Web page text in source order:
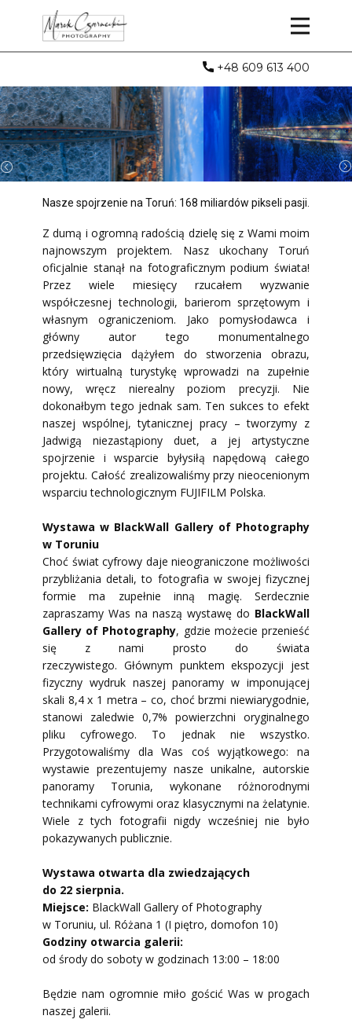
+48 609 613 400
Nasze spojrzenie na Toruń: 168 miliardów pikseli pasji.
Z dumą i ogromną radością dzielę się z Wami moim
najnowszym projektem. Nasz ukochany Toruń
oficjalnie stanął na fotograficznym podium świata!
Przez wiele miesięcy rzucałem wyzwanie
współczesnej technologii, barierom sprzętowym i
własnym ograniczeniom. Jako pomysłodawca i
główny autor tego monumentalnego
przedsięwzięcia dążyłem do stworzenia obrazu,
który wirtualną turystykę wprowadzi na zupełnie
nowy, wręcz nierealny poziom precyzji. Nie
dokonałbym tego jednak sam. Ten sukces to efekt
naszej wspólnej, tytanicznej pracy – ​tworzymy z
Jadwigą niezastąpiony duet, a jej artystyczne
spojrzenie i wsparcie byłysiłą napędową całego
projektu. Całość zrealizowaliśmy przy nieocenionym
wsparciu technologicznym FUJIFILM Polska.
Wystawa w BlackWall Gallery of Photography
w Toruniu
Choć świat cyfrowy daje nieograniczone możliwości
przybliżania detali, to fotografia w swojej fizycznej
formie ma zupełnie inną magię. Serdecznie
zapraszamy Was na naszą wystawę do BlackWall
Gallery of Photography, gdzie możecie​ przenieść
się z nami prosto do świata
rzeczywistego. Głównym punktem ekspozycji jest
fizyczny wydruk naszej panoramy w imponującej
skali 8,4 x 1 metra – co, choć brzmi niewiarygodnie,
stanowi zaledwie 0,7% powierzchni oryginalnego
pliku cyfrowego. To jednak nie wszystko.
Przygotowaliśmy dla Was coś wyjątkowego: na
wystawie prezentujemy nasze unikalne, autorskie
panoramy Torunia, wykonane różnorodnymi
technikami cyfrowymi oraz klasycznymi na żelatynie.
Wiele z tych fotografii nigdy wcześniej nie było
pokazywanych publicznie.
Wystawa otwarta dla zwiedzających
do 22 sierpnia.
Miejsce: BlackWall Gallery of Photography
w Toruniu, ul. Różana 1 (I piętro, domofon 10)
Godziny otwarcia galerii:
od środy do soboty w godzinach 13:00 – 18:00
Będzie nam ogromnie miło gościć Was w progach
naszej galerii.